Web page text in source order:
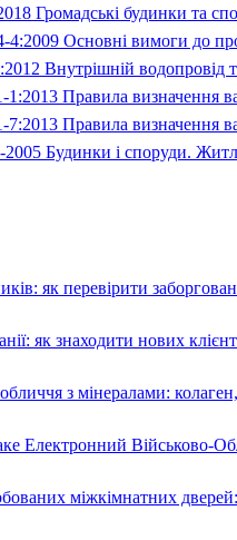
Громадські будинки та
Основні вимоги до
Внутрішній водопровід
Правила визначення
Правила визначення
Будинки і споруди.
як перевірити
як знаходити нових
з мінералами:
Електронний Військово-
міжкімнатних дверей: